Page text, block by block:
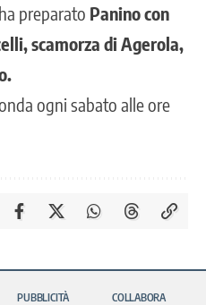
preparato Panino con
scamorza di Agerola,
ogni sabato alle ore
PUBBLICITÀ COLLABORA